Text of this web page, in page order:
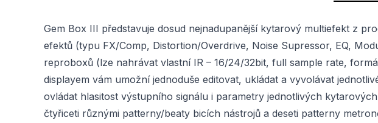
Gem Box III představuje dosud nejnadupanější kytarový multiefekt z
efektů (typu FX/Comp, Distortion/Overdrive, Noise Supressor, EQ,
reproboxů (lze nahrávat vlastní IR – 16/24/32bit, full sample rate,
displayem vám umožní jednoduše editovat, ukládat a vyvolávat
ovládat hlasitost výstupního signálu i parametry jednotlivých
čtyřiceti různými patterny/beaty bicích nástrojů a deseti patterny